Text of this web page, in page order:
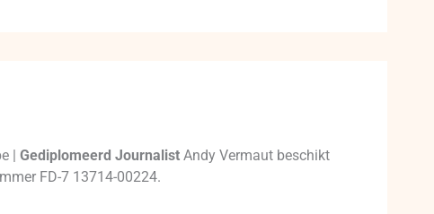
|Gediplomeerd Journalist Andy Vermaut beschikt
FD-7 13714-00224.